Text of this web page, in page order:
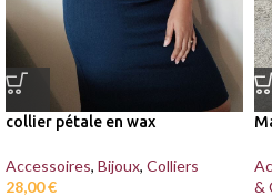
collier pétale en wax
Accessoires, Bijoux, Colliers
28,00€
&